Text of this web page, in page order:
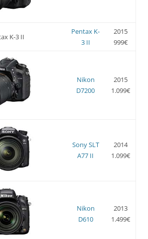
Pentax K-
3 II
2015
999€
Nikon
D7200
2015
1.099€
Sony SLT
A77 II
2014
1.099€
Nikon
D610
2013
1.499€